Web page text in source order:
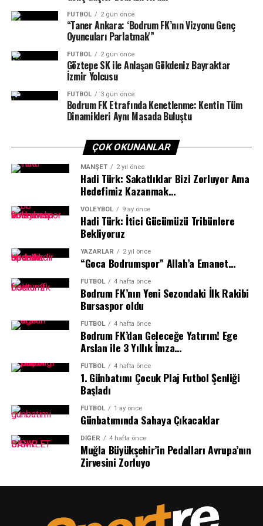
başarırsa finalde Bursa Büyükşehir Belediyespor –
Eskişehir Odunpazarı SK maçının galibiyle karşılaşacak.
FUTBOL 2 gün önce
“Taner Ankara: ‘Bodrum FK’nın Vizyonu Genç
Oyuncuları Parlatmak'”
FUTBOL 2 gün önce
Göztepe SK ile Anlaşan Gökdeniz Bayraktar
İzmir Yolcusu
FUTBOL 3 gün önce
Bodrum FK Etrafında Kenetlenme: Kentin Tüm
Dinamikleri Aynı Masada Buluştu
ÇOK OKUNANLAR
MANŞET 2 yıl önce
Hadi Türk: Sakatlıklar Bizi Zorluyor Ama
Hedefimiz Kazanmak…
VOLEYBOL 9 ay önce
Hadi Türk: İtici Gücümüzü Tribünlere
Bekliyoruz
YAZARLAR 2 yıl önce
“Goca Bodrumspor” Allah’a Emanet…
FUTBOL 4 hafta önce
Bodrum FK’nın Yeni Sezondaki İlk Rakibi
Bursaspor oldu
FUTBOL 4 hafta önce
Bodrum FK’dan Geleceğe Yatırım! Ege
Arslan ile 3 Yıllık İmza…
FUTBOL 4 hafta önce
1.⁠ ⁠Günbatımı Çocuk Plaj Futbol Şenliği
Başladı
FUTBOL 1 ay önce
Günbatımında Sahaya Çıkacaklar
DIĞER 4 hafta önce
Muğla Büyükşehir’in Pedalları Avrupa’nın
Zirvesini Zorluyo